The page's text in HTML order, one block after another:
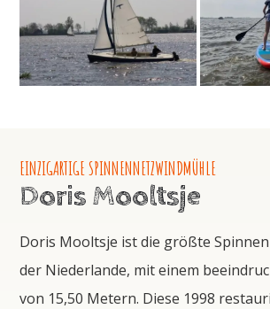
EINZIGARTIGE SPINNENNETZWINDMÜHLE
Doris Mooltsje
Doris Mooltsje ist die größte
der Niederlande, mit einem
von 15,50 Metern. Diese 1998